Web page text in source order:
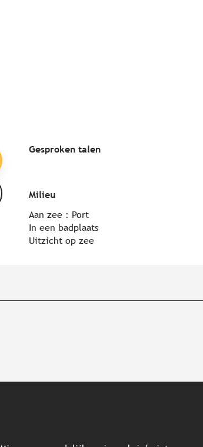
Gesproken talen
Gesproken talen
Milieu
Milieu
Aan zee : Port
In een badplaats
Uitzicht op zee